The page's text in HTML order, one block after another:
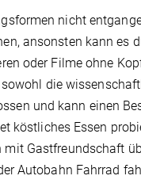
nicht
ansonsten kann es
oder Filme ohne
die
und kann einen
köstliches Essen
Gastfreundschaft
Autobahn Fahrrad